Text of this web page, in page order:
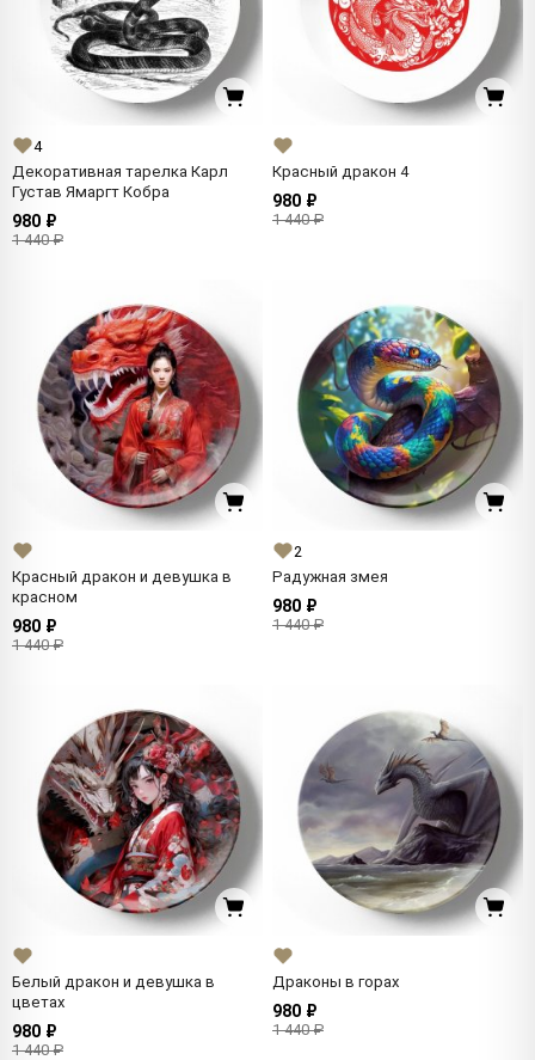
4
Декоративная тарелка Карл
Густав Ямаргт Кобра
980 ₽
1 440 ₽
Красный дракон 4
980 ₽
1 440 ₽
Красный дракон и девушка в
красном
980 ₽
1 440 ₽
2
Радужная змея
980 ₽
1 440 ₽
Белый дракон и девушка в
цветах
980 ₽
1 440 ₽
Драконы в горах
980 ₽
1 440 ₽